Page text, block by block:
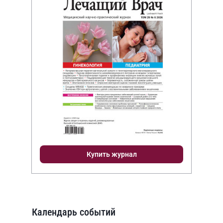
Купить журнал
Календарь событий